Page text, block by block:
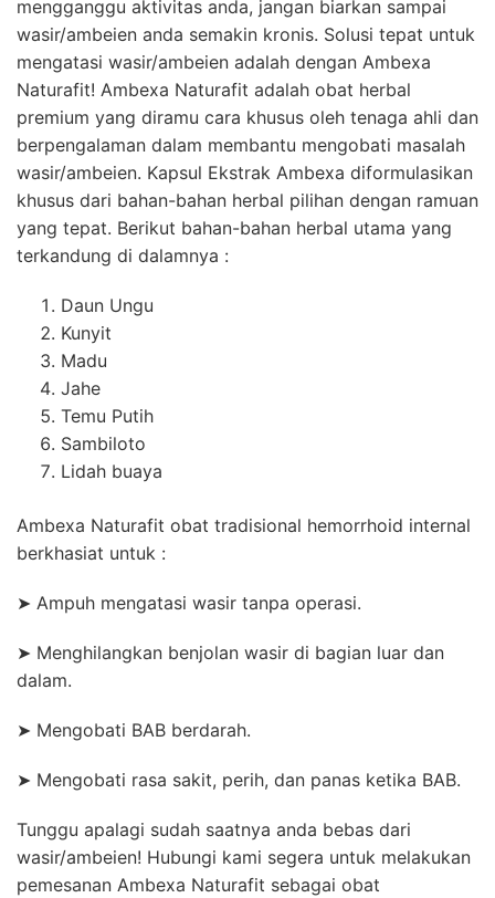
mengganggu aktivitas anda, jangan biarkan sampai
wasir/ambeien anda semakin kronis. Solusi tepat untuk
mengatasi wasir/ambeien adalah dengan Ambexa
Naturafit! Ambexa Naturafit adalah obat herbal
premium yang diramu cara khusus oleh tenaga ahli dan
berpengalaman dalam membantu mengobati masalah
wasir/ambeien. Kapsul Ekstrak Ambexa diformulasikan
khusus dari bahan-bahan herbal pilihan dengan ramuan
yang tepat. Berikut bahan-bahan herbal utama yang
terkandung di dalamnya :
Daun Ungu
Kunyit
Madu
Jahe
Temu Putih
Sambiloto
Lidah buaya
Ambexa Naturafit obat tradisional hemorrhoid internal
berkhasiat untuk :
➤ Ampuh mengatasi wasir tanpa operasi.
➤ Menghilangkan benjolan wasir di bagian luar dan
dalam.
➤ Mengobati BAB berdarah.
➤ Mengobati rasa sakit, perih, dan panas ketika BAB.
Tunggu apalagi sudah saatnya anda bebas dari
wasir/ambeien! Hubungi kami segera untuk melakukan
pemesanan Ambexa Naturafit sebagai obat